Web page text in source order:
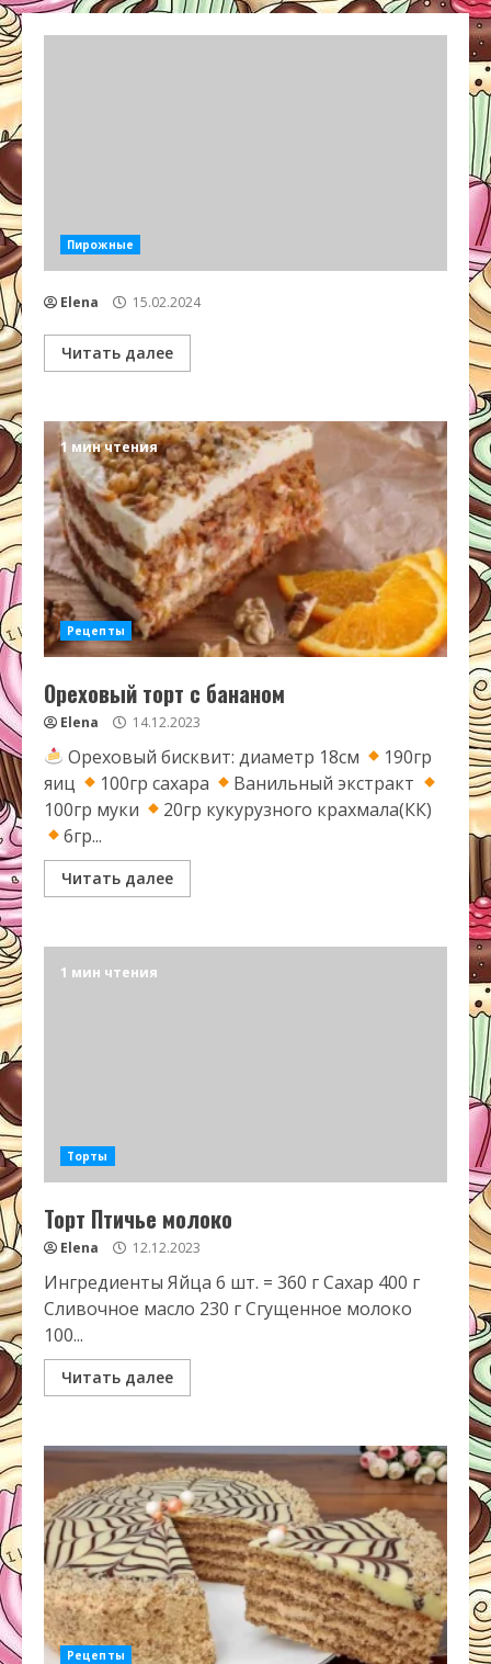
Пирожные
Elena 15.02.2024
Читать далее
1 мин чтения
Рецепты
Ореховый торт с бананом
Elena 14.12.2023
Ореховый бисквит: диаметр 18см
190гр
яиц
100гр сахара
Ванильный экстракт
100гр муки
20гр кукурузного крахмала(КК)
6гр...
Читать далее
1 мин чтения
Торты
Торт Птичье молоко
Elena 12.12.2023
Ингредиенты Яйца 6 шт. = 360 г Сахар 400 г
Сливочное масло 230 г Сгущенное молоко
100...
Читать далее
Рецепты